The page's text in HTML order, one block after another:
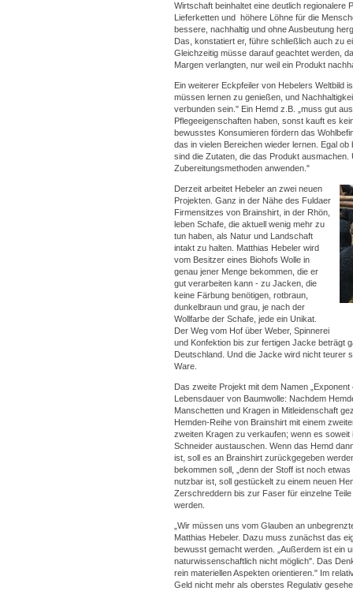
Wirtschaft beinhaltet eine deutlich regionalere
Lieferketten und höhere Löhne für die
bessere, nachhaltig und ohne Ausbeutung
Das, konstatiert er, führe schließlich auch zu
Gleichzeitig müsse darauf geachtet werden,
Margen verlangten, nur weil ein Produkt
Ein weiterer Eckpfeiler von Hebelers Weltbild
müssen lernen zu genießen, und
verbunden sein." Ein Hemd z.B. „muss gut
Pflegeeigenschaften haben, sonst kauft es
bewusstes Konsumieren fördern das
das in vielen Bereichen wieder lernen. Egal
sind die Zutaten, die das Produkt ausmachen.
Zubereitungsmethoden anwenden."
Derzeit arbeitet Hebeler an zwei neuen
Projekten. Ganz in der Nähe des Fuldaer
Firmensitzes von Brainshirt, in der Rhön,
leben Schafe, die aktuell wenig mehr zu
tun haben, als Natur und Landschaft
intakt zu halten. Matthias Hebeler wird
vom Besitzer eines Biohofs Wolle in
genau jener Menge bekommen, die er
gut verarbeiten kann - zu Jacken, die
keine Färbung benötigen, rotbraun,
dunkelbraun und grau, je nach der
Wollfarbe der Schafe, jede ein Unikat.
Der Weg vom Hof über Weber, Spinnerei
und Konfektion bis zur fertigen Jacke beträgt
Deutschland. Und die Jacke wird nicht teurer
Ware.
Das zweite Projekt mit dem Namen
Lebensdauer von Baumwolle: Nachdem
Manschetten und Kragen in Mitleidenschaft
Hemden-Reihe von Brainshirt mit einem
zweiten Kragen zu verkaufen; wenn es
Schneider austauschen. Wenn das Hemd
ist, soll es an Brainshirt zurückgegeben
bekommen soll, „denn der Stoff ist noch
nutzbar ist, soll gestückelt zu einem neuen
Zerschreddern bis zur Faser für einzelne
werden.
„Wir müssen uns vom Glauben an
Matthias Hebeler. Dazu muss zunächst das
bewusst gemacht werden. „Außerdem ist ein
naturwissenschaftlich nicht möglich". Das
rein materiellen Aspekten orientieren." Im
Geld nicht mehr als oberstes Regulativ